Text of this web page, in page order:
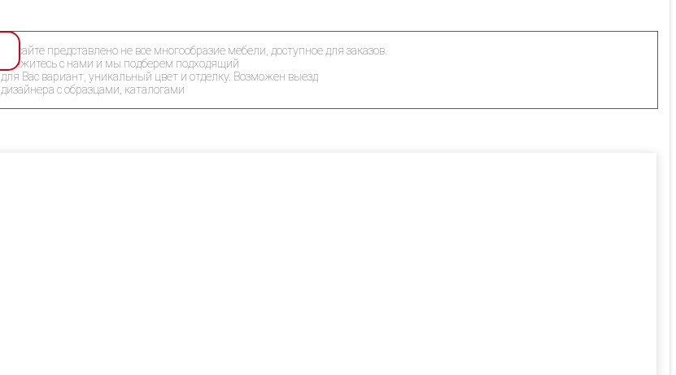
На сайте представлено не все многообразие мебели, доступное для заказов.
Свяжитесь с нами и мы подберем подходящий
для Вас вариант, уникальный цвет и отделку. Возможен выезд
дизайнера с образцами, каталогами